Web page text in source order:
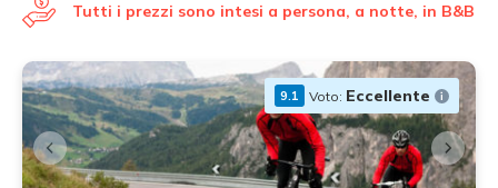
Tutti i prezzi sono intesi a persona, a notte, in B&B
9.1 Voto: Eccellente